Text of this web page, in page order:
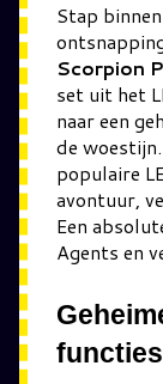
Stap
Scorpion
set uit het
naar een
de
populaire
avontuur,
Een
Agents en